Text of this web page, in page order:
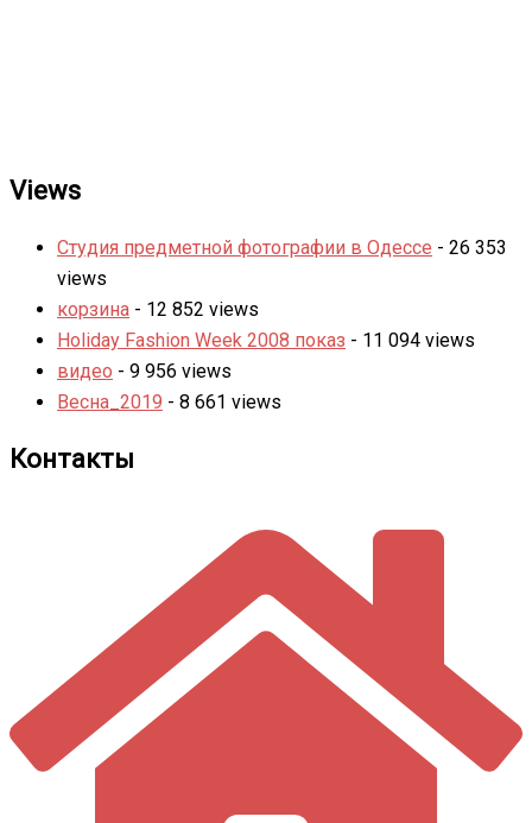
Views
Студия предметной фотографии в Одессе - 26 353
views
корзина - 12 852 views
Holiday Fashion Week 2008 показ - 11 094 views
видео - 9 956 views
Весна_2019 - 8 661 views
Контакты